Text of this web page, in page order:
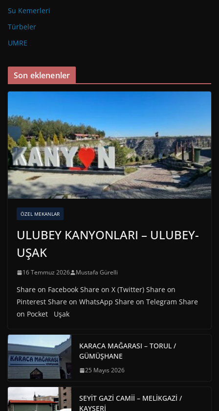
Su Kemerleri
Türbeler
UMRE
Son eklenenler
ÖZEL MEKANLAR
ULUBEY KANYONLARI – ULUBEY-
UŞAK
16 Temmuz 2026 Mustafa Gürelli
Share on Facebook Share on X (Twitter) Share on
Pinterest Share on WhatsApp Share on Telegram Share
on Pocket Uşak
KARACA MAĞARASI – TORUL /
GÜMÜŞHANE
25 Mayıs 2026
SEYİT GAZİ CAMİİ – MELİKGAZİ /
KAYSERİ